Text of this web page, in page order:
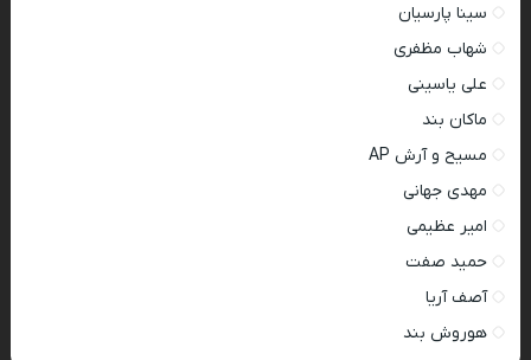
سینا پارسیان
شهاب مظفری
علی یاسینی
ماکان بند
مسیح و آرش AP
مهدی جهانی
امیر عظیمی
حمید صفت
آصف آریا
هوروش بند